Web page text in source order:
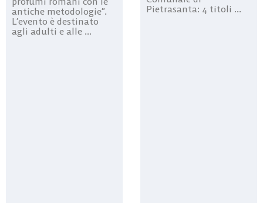
antiche metodologie”.
L’evento è destinato
agli adulti e alle ...
Pietrasanta: 4 titoli ...